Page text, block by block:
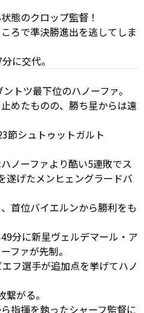
態のクロップ監督！
ろで準決勝進出を逃してしま
に交代。
トツ最下位のハノーファ。
めたものの、勝ち星からは遠
節シュトゥットガルト
ノーファより酷い5連敗でス
遂げたメンヒェングラードバ
首位バイエルンから勝利をも
分に新星ヴェルデマール・ア
ファが先制。
フ選手が追加点を挙げてハノ
がる。
指揮を執ったシャーフ監督に